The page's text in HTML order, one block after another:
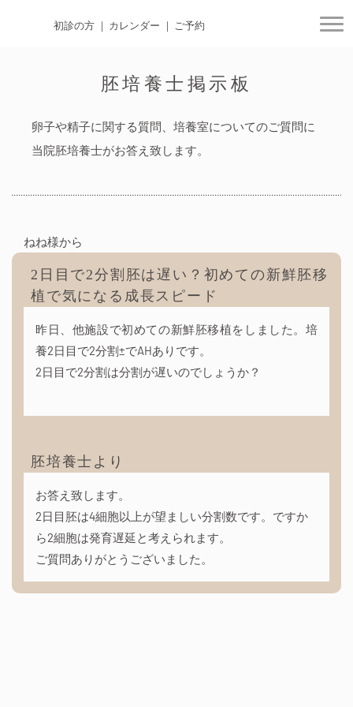
初診の方 カレンダー ご予約
胚培養士掲示板
卵子や精子に関する質問、培養室についてのご質問に
当院胚培養士がお答え致します。
ねね様から
2日目で2分割胚は遅い？初めての新鮮胚移
植で気になる成長スピード
昨日、他施設で初めての新鮮胚移植をしました。培
養2日目で2分割±でAHありです。
2日目で2分割は分割が遅いのでしょうか？
胚培養士より
お答え致します。
2日目胚は4細胞以上が望ましい分割数です。ですか
ら2細胞は発育遅延と考えられます。
ご質問ありがとうございました。